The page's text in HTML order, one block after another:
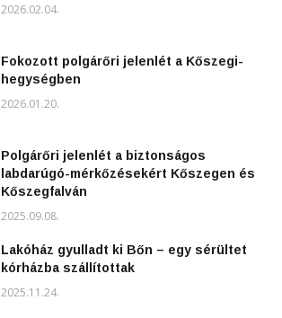
2026.02.04.
Fokozott polgárőri jelenlét a Kőszegi-
hegységben
2026.01.20.
Polgárőri jelenlét a biztonságos
labdarúgó-mérkőzésekért Kőszegen és
Kőszegfalván
2025.09.08.
Lakóház gyulladt ki Bőn – egy sérültet
kórházba szállítottak
2025.11.24.